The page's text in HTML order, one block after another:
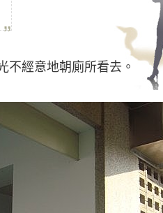
„
不經意地朝廁所看去。